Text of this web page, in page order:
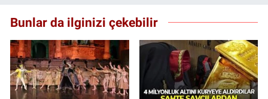
Bunlar da ilginizi çekebilir